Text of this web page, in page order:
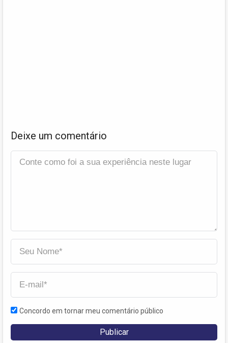
Deixe um comentário
Concordo em tornar meu comentário público